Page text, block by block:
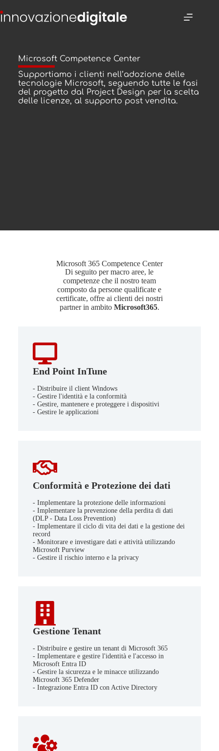
Microsoft Competence Center
Supportiamo i clienti nell’adozione delle
tecnologie Microsoft, seguendo tutte le fasi
del progetto dal Project Design per la scelta
delle licenze, al supporto post vendita.
Microsoft 365 Competence Center
Di seguito per macro aree, le
competenze che il nostro team
composto da persone qualificate e
certificate, offre ai clienti dei nostri
partner in ambito Microsoft365.
End Point InTune
- Distribuire il client Windows
- Gestire l'identità e la conformità
- Gestire, mantenere e proteggere i dispositivi
- Gestire le applicazioni
Conformità e Protezione dei dati
- Implementare la protezione delle informazioni
- Implementare la prevenzione della perdita di dati
(DLP - Data Loss Prevention)
- Implementare il ciclo di vita dei dati e la gestione dei
record
- Monitorare e investigare dati e attività utilizzando
Microsoft Purview
- Gestire il rischio interno e la privacy
Gestione Tenant
- Distribuire e gestire un tenant di Microsoft 365
- Implementare e gestire l'identità e l'accesso in
Microsoft Entra ID
- Gestire la sicurezza e le minacce utilizzando
Microsoft 365 Defender
- Integrazione Entra ID con Active Directory